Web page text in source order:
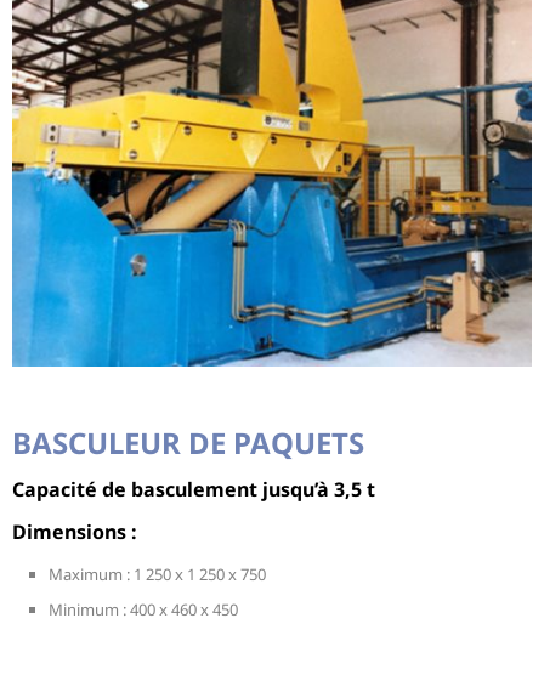
BASCULEUR DE PAQUETS
Capacité de basculement jusqu’à 3,5 t
Dimensions :
Maximum : 1 250 x 1 250 x 750
Minimum : 400 x 460 x 450